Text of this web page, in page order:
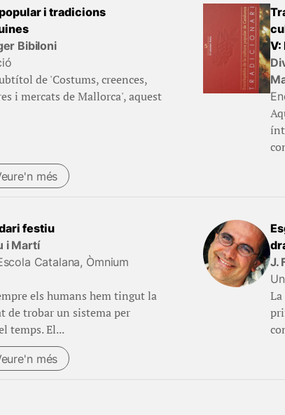
i tradicions
Bibiloni
de 'Costums, creences,
i mercats de Mallorca', aquest
V:
més
festiu
i Martí
Catalana, Òmnium
els humans hem tingut la
de trobar un sistema per
temps. El...
J.
més